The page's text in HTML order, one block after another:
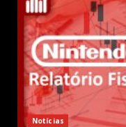
Notícias